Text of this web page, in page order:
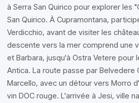
à Serra San Quirico pour explorer les
San Quirico. À Cupramontana,
Verdicchio, avant de visiter les
descente vers la mer comprend une
et Barbara, jusqu'à Ostra Vetere pour
Antica. La route passe par Belvedere
Marcello, avec un détour vers Morro
vin DOC rouge. L'arrivée à Jesi, ville